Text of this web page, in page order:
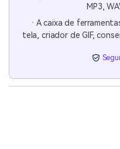
MP3,
ㆍA caixa de
tela, criador de GIF,